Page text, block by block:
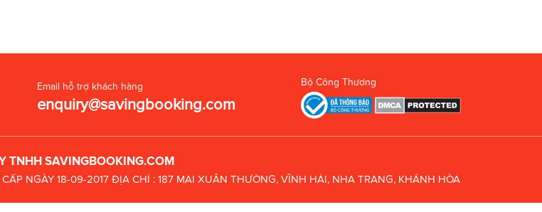
Email hỗ trợ khách hàng
enquiry@savingbooking.com
Bộ Công Thương
TNHH SAVINGBOOKING.COM
NGÀY 18-09-2017 ĐỊA CHỈ : 187 MAI XUÂN THƯỞNG, VĨNH HẢI, NHA TRANG, KHÁNH HÒA